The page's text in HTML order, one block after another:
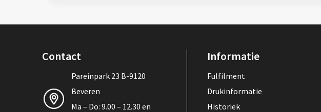
Contact
Pareinpark 23 B-9120
Beveren
Ma – Do: 9.00 – 12.30 en
Informatie
Fulfilment
Drukinformatie
Historiek